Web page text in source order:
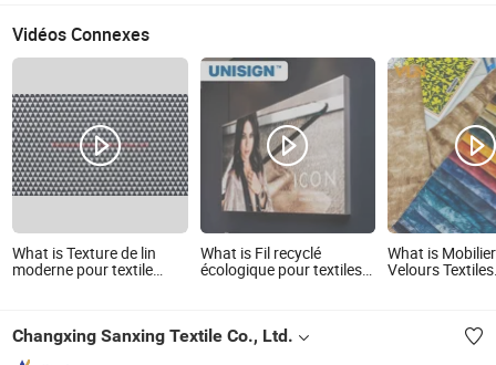
Vidéos Connexes
What is Texture de lin
moderne pour textile
What is Fil recyclé
écologique pour textiles
What is
Velours Textiles
Changxing Sanxing Textile Co., Ltd.